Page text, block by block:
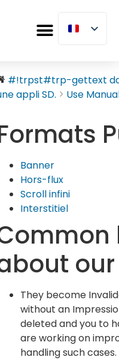
#!trpst#trp-gettext
appli SD.
Use
Banner
Hors-flux
Scroll infini
Interstitiel
They become
without an
deleted and you to
are working on
handling such cases.